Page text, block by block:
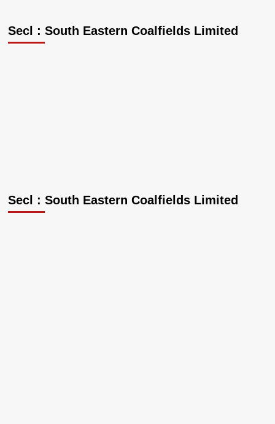
Secl : South Eastern Coalfields Limited
Secl : South Eastern Coalfields Limited